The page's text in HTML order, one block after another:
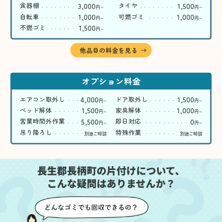
食器棚 3,000円〜 タイヤ 1,500円〜
自転車 1,000円〜 可燃ゴミ 1,000円〜
不燃ゴミ 1,500円〜
他品目の料金を見る
オプション料金
エアコン取外し 4,000円〜 ドア取外し 1,500円〜
ベッド解体 1,500円〜 家具解体 1,000円〜
営業時間外作業 5,500円〜 即日対応 0円〜
吊り降ろし 別途ご相談 特殊作業 別途ご相談
長生郡長柄町の片付けについて、
こんな疑問はありませんか？